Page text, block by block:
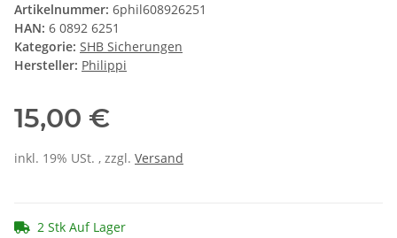
Artikelnummer: 6phil608926251
HAN: 6 0892 6251
Kategorie: SHB Sicherungen
Hersteller: Philippi
15,00 €
inkl. 19% USt. , zzgl. Versand
2 Stk Auf Lager